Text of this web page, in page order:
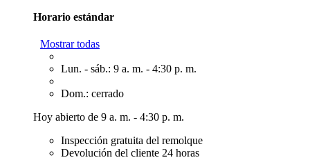
Horario estándar
Mostrar todas
Lun. - sáb.: 9 a. m. - 4:30 p. m.
Dom.: cerrado
Hoy abierto de 9 a. m. - 4:30 p. m.
Inspección gratuita del remolque
Devolución del cliente 24 horas